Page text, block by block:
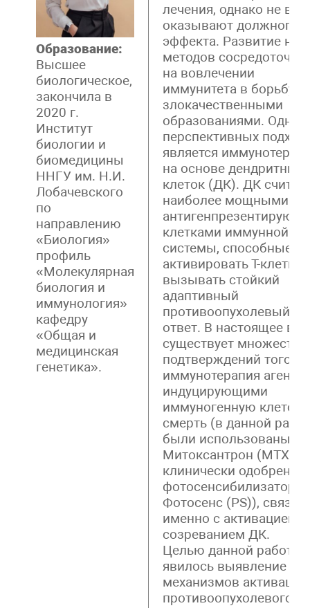
Образование:
Высшее
биологическое,
закончила в
2020 г.
Институт
биологии и
биомедицины
ННГУ им. Н.И.
Лобачевского
по
направлению
«Биология»
профиль
«Молекулярная
биология и
иммунология»
кафедру
«Общая и
медицинская
генетика».
лечения, однако не все
оказывают должного
эффекта. Развитие
методов
на вовлечении
иммунитета в борьбу
злокачественными
образованиями.
перспективных
является
на основе дендритных
клеток (ДК). ДК
наиболее мощными
клетками иммунной
системы, способные
активировать Т-клетки
вызывать стойкий
адаптивный
противоопухолевый
ответ. В настоящее
существует множество
подтверждений того,
иммунотерапия
индуцирующими
иммуногенную
смерть (в данной
были использованы
Митоксантрон (MTX) и
клинически
фотосенсибилизатор
Фотосенс (PS)),
именно с активацией и
созреванием ДК.
Целью данной работы
явилось выявление
механизмов активации
противоопухолевого